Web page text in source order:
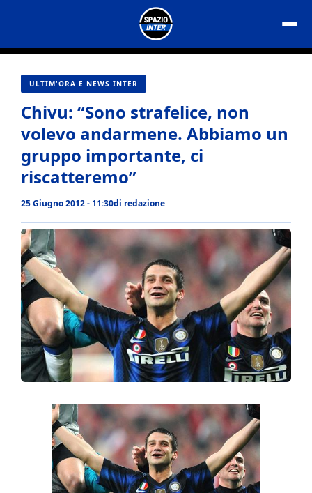
contenuto
ULTIM'ORA E NEWS INTER
Chivu: “Sono strafelice, non
volevo andarmene. Abbiamo un
gruppo importante, ci
riscatteremo”
25 Giugno 2012 - 11:30di redazione